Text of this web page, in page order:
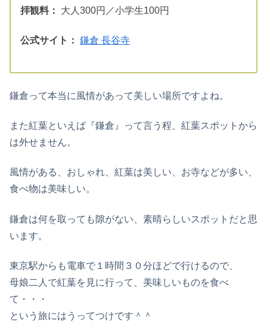
拝観料： 大人300円／小学生100円
公式サイト： 鎌倉 長谷寺
鎌倉って本当に風情があって美しい場所ですよね。
また紅葉といえば『鎌倉』って言う程、紅葉スポットから
は外せません。
風情がある、おしゃれ、紅葉は美しい、お寺などが多い、
食べ物は美味しい。
鎌倉は何を取っても隙がない、素晴らしいスポットだと思
います。
東京駅からも電車で１時間３０分ほどで行けるので、
母娘二人で紅葉を見に行って、美味しいものを食べ
て・・・
という旅にはうってつけです＾＾